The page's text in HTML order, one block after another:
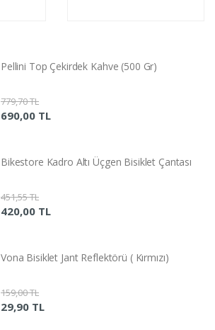
Pellini Top Çekirdek Kahve (500 Gr)
779,70 TL
690,00 TL
Bikestore Kadro Altı Üçgen Bisiklet Çantası
451,55 TL
420,00 TL
Vona Bisiklet Jant Reflektörü ( Kırmızı)
159,00 TL
29,90 TL